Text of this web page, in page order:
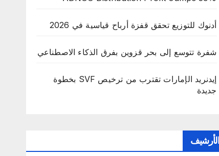
أدنوك للتوزيع تحقق قفزة أرباح قياسية في 2026
شفرة تتوسع إلى بحر قزوين بفرق الذكاء الاصطناعي
إيدنريد الإمارات تقترب من ترخيص SVF بخطوة
جديدة
الأرشيف